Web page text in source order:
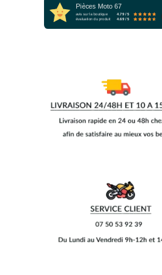
Pièces Moto 67
avis sur la boutique 4.79 / 5
évaluation du produit 4.69 / 5